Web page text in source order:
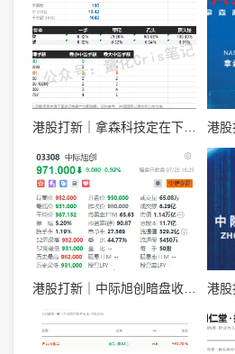
港股打新｜拿森科技定在下限，散户真抢一手！
港股打新｜中际旭创暗盘收 971，明天开盘看什么？